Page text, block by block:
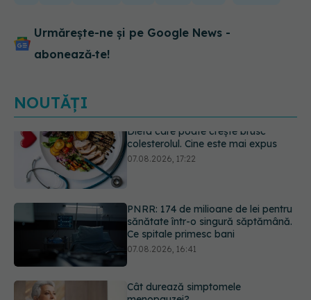
Urmărește-ne și pe Google News -
abonează‑te!
NOUTĂȚI
PNRR: 174 de milioane de lei pentru
sănătate într-o singură săptămână.
Cât durează simptomele
menopauzei?
07.08.2026, 15:14